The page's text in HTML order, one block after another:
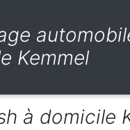
Kemmel
à domicile